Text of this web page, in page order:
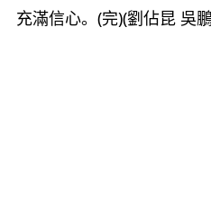
充滿信心。(完)(劉佔昆 吳